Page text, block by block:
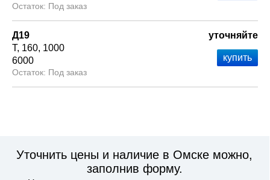
Под заказ
Д19
Т 160 1000
6000
Под заказ
уточняйте
Уточнить цены и наличие в Омске можно,
заполнив форму.